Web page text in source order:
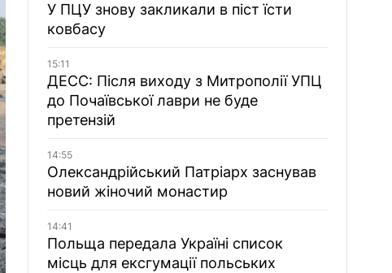
У ПЦУ знову закликали в піст їсти
ковбасу
15:11
ДЕСС: Після виходу з Митрополії УПЦ
до Почаївської лаври не буде
претензій
14:55
Олександрійський Патріарх заснував
новий жіночий монастир
14:41
Польща передала Україні список
місць для ексгумації польських